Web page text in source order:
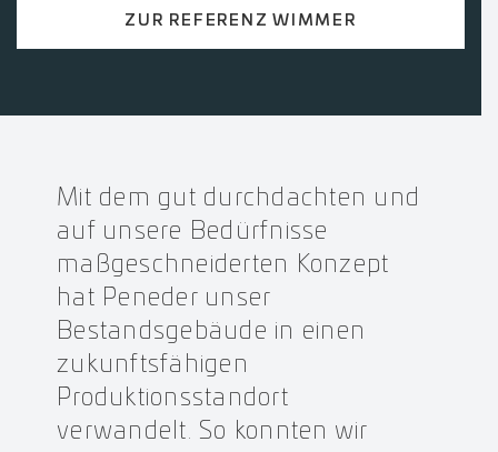
ZUR REFERENZ WIMMER
Mit dem gut durchdachten und
auf unsere Bedürfnisse
maßgeschneiderten Konzept
hat Peneder unser
Bestandsgebäude in einen
zukunftsfähigen
Produktionsstandort
verwandelt. So konnten wir